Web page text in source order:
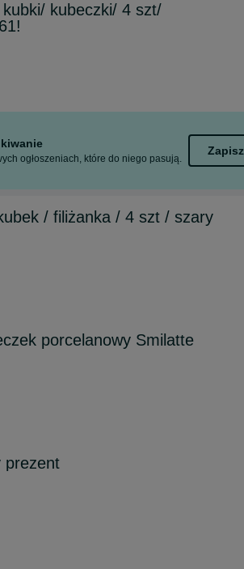
kubeczki/ 4 szt/
ogłoszeniach, które do niego pasują.
Zapisz
/ filiżanka / 4 szt / szary
porcelanowy Smilatte
prezent